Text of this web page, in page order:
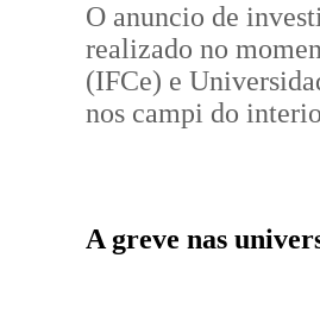
O anuncio de
realizado no
(IFCe) e
nos campi do
A greve nas